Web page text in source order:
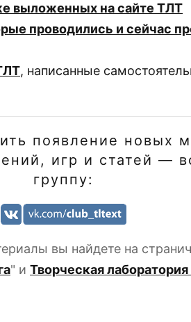
выложенных на сайте ТЛТ
проводились и сейчас
, написанные
появление новых
игр и статей —
группу:
вы найдете на
" и Творческая